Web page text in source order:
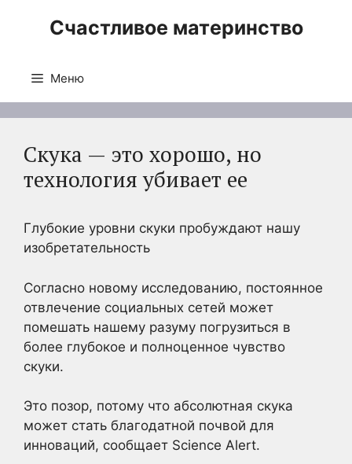
Счастливое материнство
Меню
Скука — это хорошо, но
технология убивает ее
Глубокие уровни скуки пробуждают нашу
изобретательность
Согласно новому исследованию, постоянное
отвлечение социальных сетей может
помешать нашему разуму погрузиться в
более глубокое и полноценное чувство
скуки.
Это позор, потому что абсолютная скука
может стать благодатной почвой для
инноваций, сообщает Science Alert.